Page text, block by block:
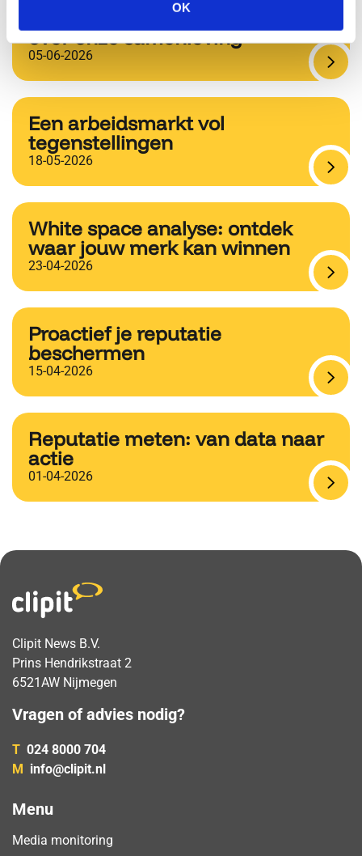
OK
voorjaarsfeestdagen vertellen
over onze samenleving
05-06-2026
Een arbeidsmarkt vol
tegenstellingen
18-05-2026
White space analyse: ontdek
waar jouw merk kan winnen
23-04-2026
Proactief je reputatie
beschermen
15-04-2026
Reputatie meten: van data naar
actie
01-04-2026
Clipit News B.V.
Prins Hendrikstraat 2
6521AW Nijmegen
Vragen of advies nodig?
T 024 8000 704
M info@clipit.nl
Menu
Media monitoring